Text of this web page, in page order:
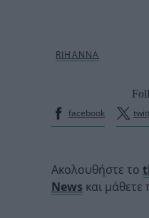
facebook
Ακολουθήστε το
News και